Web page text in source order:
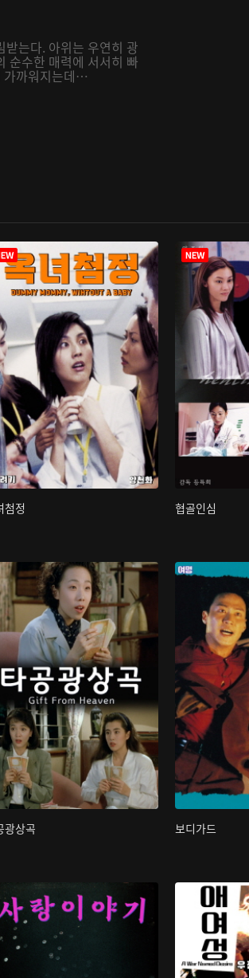
는다. 아위는 우연히 광
순수한 매력에 서서히 빠
가까워지는데…
첨정 협골인심
광상곡 보디가드